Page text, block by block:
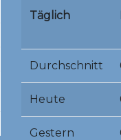
Täglich
Durchschnitt
Heute
Gestern